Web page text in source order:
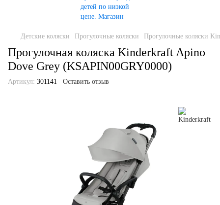
Детские коляски Прогулочные коляски Прогулочные коляски
Прогулочная коляска Kinderkraft Apino
Dove Grey (KSAPIN00GRY0000)
Артикул: 301141 Оставить отзыв